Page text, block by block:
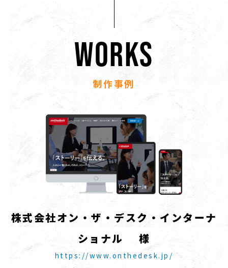
WORKS
制作事例
株式会社オン ・ ザ ・ デスク ・ イ ンタ ーナ
シ ョ ナル 様
https://www.onthedesk.jp/